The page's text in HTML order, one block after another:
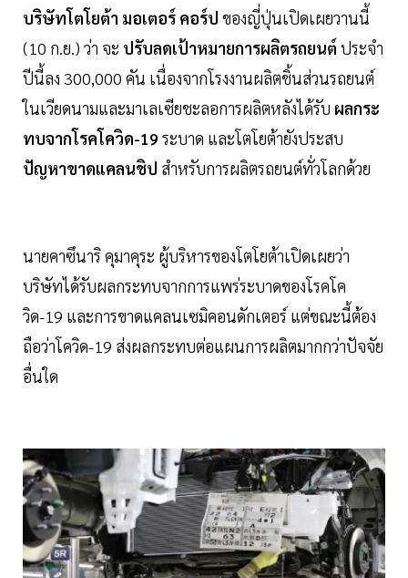
บริษัทโตโยต้า มอเตอร์ คอร์ป ของญี่ปุ่นเปิดเผยวานนี้
(10 ก.ย.) ว่า จะ ปรับลดเป้าหมายการผลิตรถยนต์ ประจำ
ปีนี้ลง 300,000 คัน เนื่องจากโรงงานผลิตชิ้นส่วนรถยนต์
ในเวียดนามและมาเลเซียชะลอการผลิตหลังได้รับ ผลกระ
ทบจากโรคโควิด-19 ระบาด และโตโยต้ายังประสบ
ปัญหาขาดแคลนชิป สำหรับการผลิตรถยนต์ทั่วโลกด้วย
นายคาซึนาริ คุมาคุระ ผู้บริหารของโตโยต้าเปิดเผยว่า
บริษัทได้รับผลกระทบจากการแพร่ระบาดของโรคโค
วิด-19 และการขาดแคลนเซมิคอนดักเตอร์ แต่ขณะนี้ต้อง
ถือว่าโควิด-19 ส่งผลกระทบต่อแผนการผลิตมากกว่าปัจจัย
อื่นใด